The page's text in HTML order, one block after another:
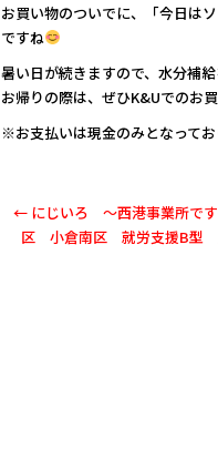
お買い物のついでに、「今日は
ですね
暑い日が続きますので、水分補
お帰りの際は、ぜひK&Uでのお
※お支払いは現金のみとなって
← にじいろ ～西港事業所で
区 小倉南区 就労支援B型